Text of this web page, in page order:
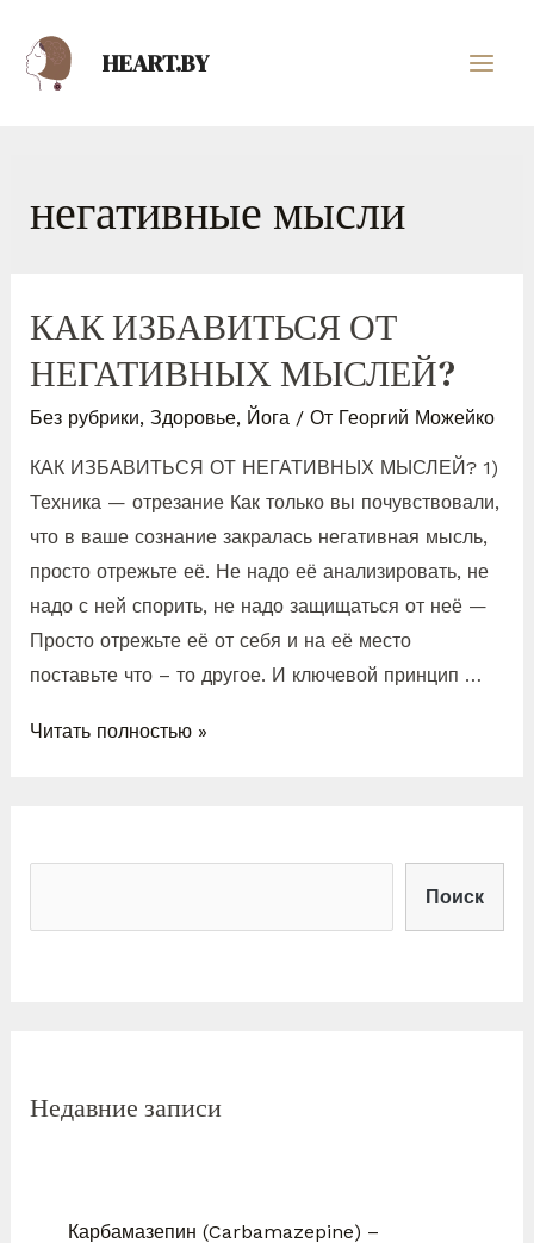
HEART.BY
негативные мысли
КАК ИЗБАВИТЬСЯ ОТ
НЕГАТИВНЫХ МЫСЛЕЙ?
Без рубрики, Здоровье, Йога/ От Георгий Можейко
КАК ИЗБАВИТЬСЯ ОТ НЕГАТИВНЫХ МЫСЛЕЙ? 1)
Техника — отрезание Как только вы почувствовали,
что в ваше сознание закралась негативная мысль,
просто отрежьте её. Не надо её анализировать, не
надо с ней спорить, не надо защищаться от неё —
Просто отрежьте её от себя и на её место
поставьте что – то другое. И ключевой принцип …
Читать полностью »
Поиск
Недавние записи
Карбамазепин (Carbamazepine) –